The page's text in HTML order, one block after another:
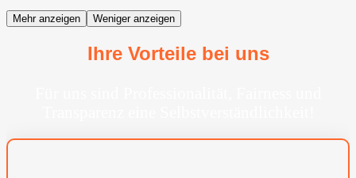
Mehr anzeigen Weniger anzeigen
Ihre Vorteile bei uns